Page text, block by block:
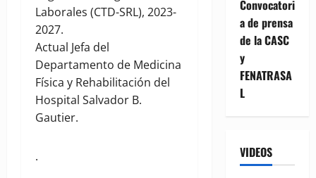
Laborales (CTD-SRL), 2023-
2027.
Actual Jefa del
Departamento de Medicina
Física y Rehabilitación del
Hospital Salvador B.
Gautier.
.
Convocatori
a de prensa
de la CASC
y
FENATRASA
L
VIDEOS